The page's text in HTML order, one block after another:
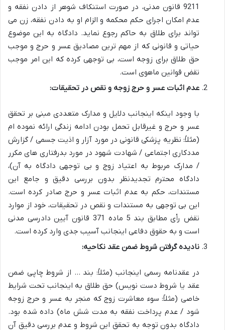
1129 قانون مدنی، در صورت استنکاف شوهر از دادن نفقه و
عدم امکان اجرای حکم محکمه و الزام او به دادن نفقه، زن می
تواند برای طلاق به حاکم رجوع نماید. دادگاه به این موضوع
حیاتی و قانونی که از مهم ترین مصادیق عسر و حرج و موجب
حق طلاق برای زوجه است، بی توجهی کرده که این امر موجب
نقض قوانین ماهوی است.
عدم اثبات عسر و حرج زوجه و نقص در تحقیقات:
با وجود اینکه اینجانب دلایل و مدارک متعددی مبنی بر تحقق
عسر و حرج و غیرقابل تحمل بودن ادامه زندگی ارائه نموده ام
(مثلاً: نظریه پزشکی قانونی در مورد آزار و اذیت جسمی / گزارش
مددکاری اجتماعی / شهادت شهود در مورد بدرفتاری های مکرر
/ مدارک مربوط به اعتیاد زوج و بی توجهی دادگاه به آن)،
دادگاه محترم تجدیدنظر بدون بررسی دقیق و جامع این
مستندات، حکم به عدم اثبات عسر و حرج صادر کرده است.
این بی توجهی به مستندات و نقص در تحقیقات، خود از موارد
نقض رأی مطابق بند 5 ماده 371 قانون آیین دادرسی مدنی
است و به حقوق دفاعی اینجانب آسیب جدی وارد کرده است.
نادیده گرفتن شروط ضمن عقد نکاحیه:
در عقدنامه رسمی اینجانب (مثلاً: بند … از شروط چاپی ضمن
عقد یا شروط دست نویس) حق طلاق به اینجانب تحت شرایط
خاصی (مثلاً: سوء معاشرت زوج که منجر به عسر و حرج زوجه
شود / عدم پرداخت نفقه به مدت شش ماه) داده شده بود.
دادگاه بدون توجه به تحقق این شروط و عدم بررسی دقیق آن